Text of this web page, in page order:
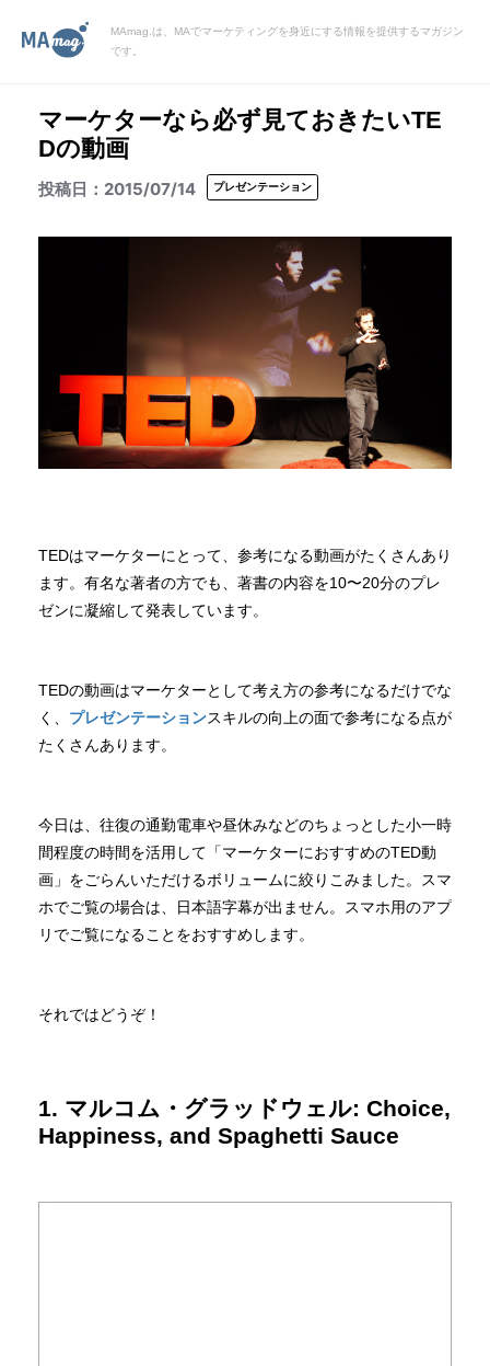
MAmag.は、MAでマーケティングを身近にする情報を提供するマガジン
です。
マーケターなら必ず見ておきたいTE
Dの動画
2015/07/14 プレゼンテーション
TEDはマーケターにとって、参考になる動画がたくさんあり
ます。有名な著者の方でも、著書の内容を10〜20分のプレ
ゼンに凝縮して発表しています。
TEDの動画はマーケターとして考え方の参考になるだけでな
く、 プレゼンテーションスキルの向上の面で参考になる点が
たくさんあります。
今日は、往復の通勤電車や昼休みなどのちょっとした小一時
間程度の時間を活用して「マーケターにおすすめのTED動
画」をごらんいただけるボリュームに絞りこみました。スマ
ホでご覧の場合は、日本語字幕が出ません。スマホ用のアプ
リでご覧になることをおすすめします。
それではどうぞ！
1. マルコム・グラッドウェル: Choice,
Happiness, and Spaghetti Sauce